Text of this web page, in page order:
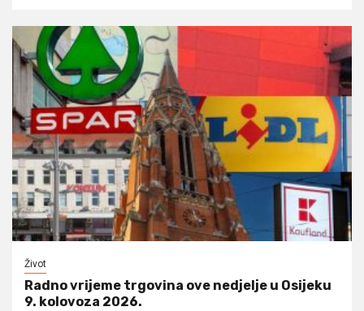
Život
Radno vrijeme trgovina ove nedjelje u Osijeku
9. kolovoza 2026.